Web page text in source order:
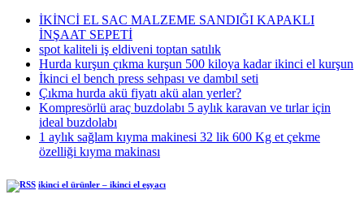
İKİNCİ EL SAC MALZEME SANDIĞI KAPAKLI
İNŞAAT SEPETİ
spot kaliteli iş eldiveni toptan satılık
Hurda kurşun çıkma kurşun 500 kiloya kadar ikinci el kurşun
İkinci el bench press sehpası ve dambıl seti
Çıkma hurda akü fiyatı akü alan yerler?
Kompresörlü araç buzdolabı 5 aylık karavan ve tırlar için
ideal buzdolabı
1 aylık sağlam kıyma makinesi 32 lik 600 Kg et çekme
özelliği kıyma makinası
ikinci el ürünler – ikinci el eşyacı